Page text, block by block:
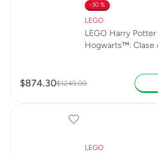
30 %
LEGO
LEGO Harry
Hogwarts™: Clase
$874.30$1249.00
LEGO